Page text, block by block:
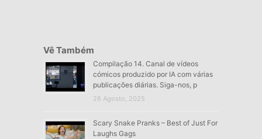
Vê Também
Compilação 14. Canal de vídeos
cómicos produzido por IA com várias
publicações diárias. Siga-nos, p
26 Agosto, 2025
Scary Snake Pranks – Best of Just For
Laughs Gags